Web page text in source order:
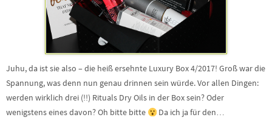
Juhu, da ist sie also – die heiß ersehnte Luxury Box 4/2017! Groß war die
Spannung, was denn nun genau drinnen sein würde. Vor allen Dingen:
werden wirklich drei (!!) Rituals Dry Oils in der Box sein? Oder
wenigstens eines davon? Oh bitte bitte
Da ich ja für den…